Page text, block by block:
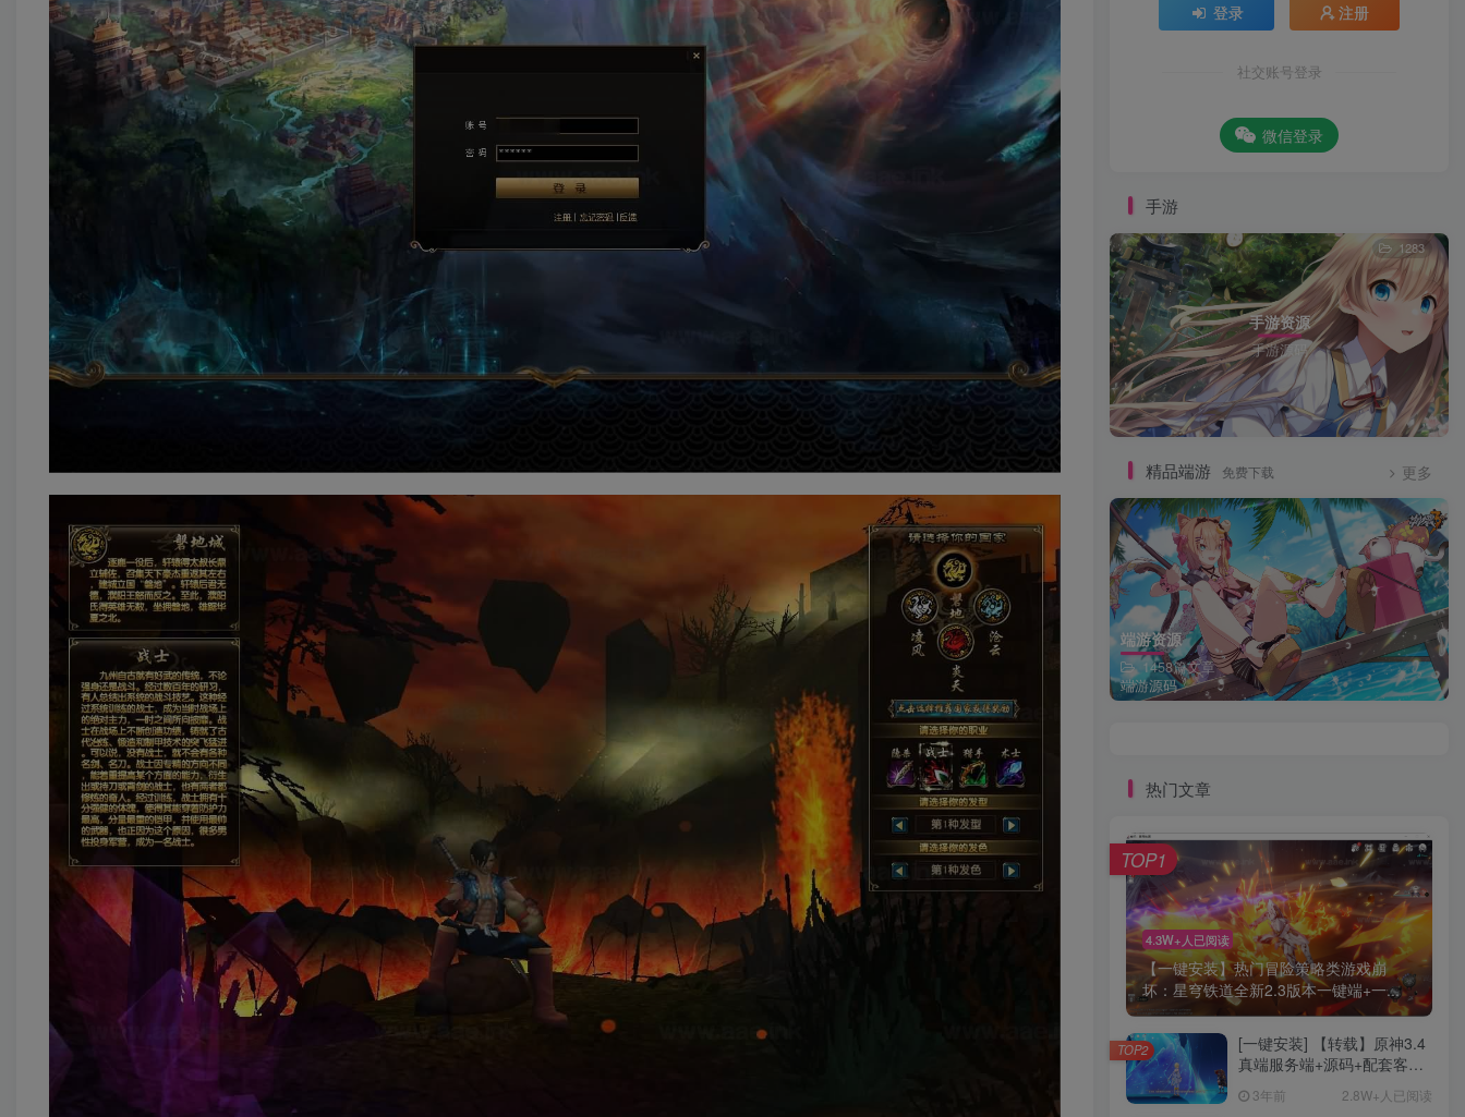
登录 注册
社交账号登录
微信登录
手游
手游资源
手游源码
1283
精品端游 免费下载 更多
端游资源
1458篇文章
端游源码
热门文章
4.3W+人已阅读
【一键安装】热门冒险策略类游戏崩
坏：星穹铁道全新2.3版本一键端+一...
TOP1
[一键安装] 【转载】原神3.4
真端服务端+源码+配套客户
说明文件
3年前 2.8W+人已阅读
TOP2